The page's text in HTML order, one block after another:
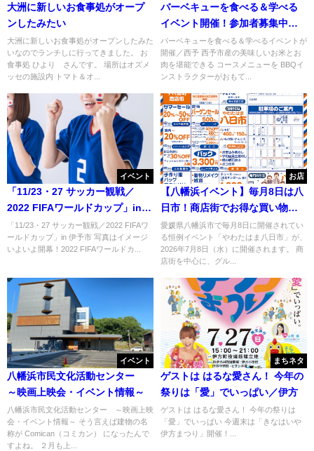
大洲に新しいお食事処がオープ
ンしたみたい
大洲に新しいお食事処がオープンしたみた
いなのでランチしに行ってきました。 お
食事処 ひより さんです。 場所はオズメ
ッセの施設内 トマト＆オ...
バーベキューを食べる＆学べる
イベント開催！参加者募集中／
西予
バーベキューを食べる＆学べるイベントが
開催／西予 西予市産の美味しいお米とお
肉を堪能できる コースメニューを BBQイ
ンストラクターがおもて...
イベント
「11/23・27 サッカー観戦／
2022 FIFAワールドカップ」in
伊予市
「11/23・27 サッカー観戦／2022 FIFAワ
ールドカップ」in 伊予市 写真はイメージ
いよいよ開幕！2022 FIFAワールドカ...
お店
【八幡浜イベント】毎月8日は八
日市！商店街でお得な買い物＆
食べ歩き（7月8日開催）
愛媛県八幡浜市で毎月8日に開催されてい
る恒例イベント「やわたはま八日市」が、
2026年7月8日（水）に開催されます。 商
店街を中心に、グル...
イベント
八幡浜市民文化活動センター
～映画上映会・イベント情報～
八幡浜市民文化活動センター ～映画上映
会・イベント情報～ そう言えば建物の名
称が Comican（コミカン） になったんで
すよね。 ２月も上...
まちネタ
ゲストは はるな愛さん！ 今年の
祭りは「愛」でいっぱい／伊方
ゲストは はるな愛さん！ 今年の祭りは
「愛」でいっぱい 今週末は「きなはいや
伊方まつり」開催！...